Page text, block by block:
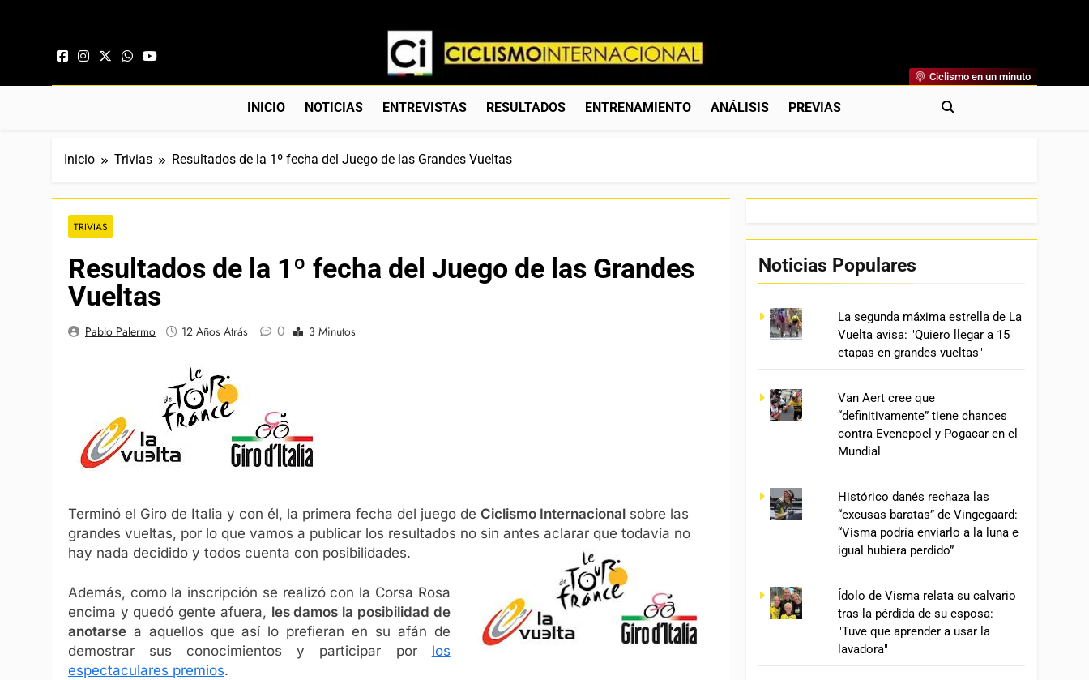
Ciclismo Internacional
Web Dedicada Al Ciclismo Mundial. Entrevistas, Análisis, Crónicas, Previas Y Más. La Web Ciclista De Referencia.
Ciclismo en un minuto
INICIO NOTICIAS ENTREVISTAS RESULTADOS ENTRENAMIENTO ANÁLISIS PREVIAS
Inicio Trivias Resultados de la 1º fecha del Juego de las Grandes Vueltas
TRIVIAS
Resultados de la 1º fecha del Juego de las Grandes
Vueltas
Pablo Palermo 12 Años Atrás 0 3 Minutos
Terminó el Giro de Italia y con él, la primera fecha del juego de Ciclismo Internacional sobre las
grandes vueltas, por lo que vamos a publicar los resultados no sin antes aclarar que todavía no
hay nada decidido y todos cuenta con posibilidades.
Además, como la inscripción se realizó con la Corsa Rosa
encima y quedó gente afuera, les damos la posibilidad de
anotarse a aquellos que así lo prefieran en su afán de
demostrar sus conocimientos y participar por los
espectaculares premios.
Noticias Populares
La segunda máxima estrella de La
Vuelta avisa: "Quiero llegar a 15
etapas en grandes vueltas"
Van Aert cree que
“definitivamente” tiene chances
contra Evenepoel y Pogacar en el
Mundial
Histórico danés rechaza las
“excusas baratas” de Vingegaard:
“Visma podría enviarlo a la luna e
igual hubiera perdido”
Ídolo de Visma relata su calvario
tras la pérdida de su esposa:
"Tuve que aprender a usar la
lavadora"